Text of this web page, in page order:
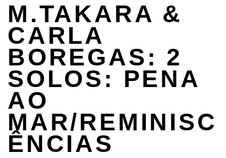
M.TAKARA &
CARLA
BOREGAS: 2
SOLOS: PENA
AO
MAR/REMINISC
ÊNCIAS